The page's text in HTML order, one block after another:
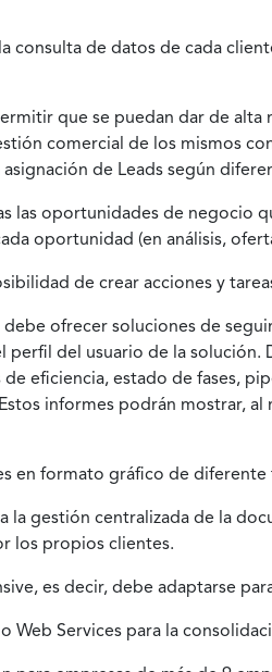
consulta de datos de cada
que se puedan dar de
comercial de los mismos
de Leads según
las oportunidades de negocio
oportunidad (en análisis,
de crear acciones y
ofrecer soluciones de
del usuario de la solución.
eficiencia, estado de fases,
informes podrán mostrar,
en formato gráfico de
gestión centralizada de la
los propios clientes.
es decir, debe adaptarse
Services para la